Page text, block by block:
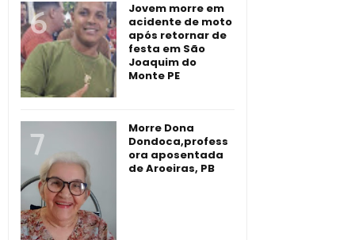
Jovem morre em
acidente de moto
após retornar de
festa em São
Joaquim do
Monte PE
Morre Dona
Dondoca,profess
ora aposentada
de Aroeiras, PB